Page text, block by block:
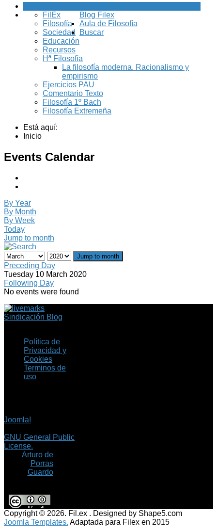
Blog Filex
FilEx
Filosofía
Sociedad
Educación
Recursos
Aula de Filosofía
Hª Filosofía
La filosofía moderna. Racionalismo y
empirismo
Ejercicios PAU
Comentario Texto
Filosofía 1º Bach
Filosofía Extremeña
Buscar
Está aquí:
Inicio
Events Calendar
By Year
By Month
By Week
Today
Jump to month
Jump to month
Preceding Day
Tuesday 10 March 2020
Following Day
No events were found
Sindicación Blog
Política de
Privacidad y
Cookies
Terminos de
uso
Joomla!
GNU General Public
License.
Arturo de
Porras
Guardo
Copyright © 2026. Fil.ex . Designed by Shape5.com
Joomla Templates. Adaptada para Filex en 2015